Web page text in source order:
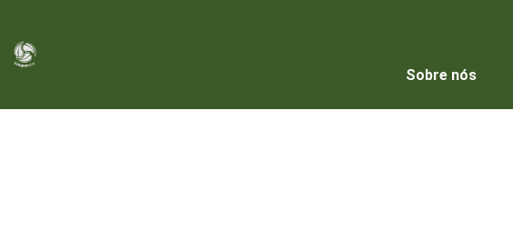
Sobre nós